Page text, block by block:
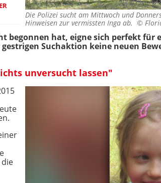
Die Polizei sucht am Mittwoch und
Hinweisen zur vermissten Inga ab. ©
begonnen hat, eigne sich perfekt für
Suchaktion keine neuen
unversucht lassen"